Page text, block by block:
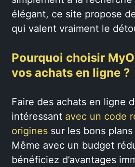
élégant, ce site propose
qui valent vraiment le
Pourquoi choisir
vos achats en ligne ?
Faire des achats en ligne
intéressant avec un code
origines sur les bons
Même avec un budget
bénéficiez d’avantages